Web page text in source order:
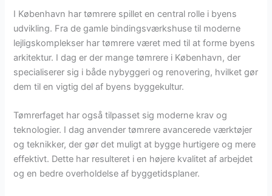
I København har tømrere spillet en central rolle i byens
udvikling. Fra de gamle bindingsværkshuse til moderne
lejligskomplekser har tømrere været med til at forme byens
arkitektur. I dag er der mange tømrere i København, der
specialiserer sig i både nybyggeri og renovering, hvilket gør
dem til en vigtig del af byens byggekultur.
Tømrerfaget har også tilpasset sig moderne krav og
teknologier. I dag anvender tømrere avancerede værktøjer
og teknikker, der gør det muligt at bygge hurtigere og mere
effektivt. Dette har resulteret i en højere kvalitet af arbejdet
og en bedre overholdelse af byggetidsplaner.